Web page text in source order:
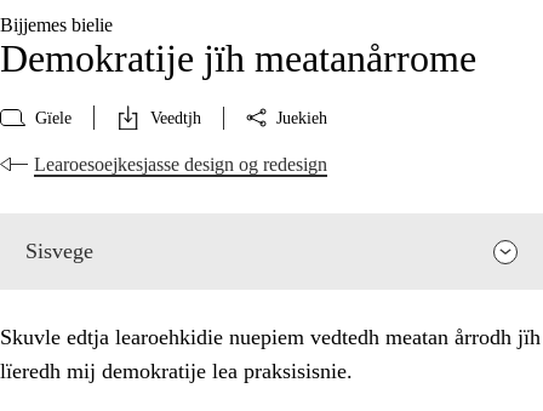
Bijjemes bielie
Demokratije jïh meatanårrome
Gïele Veedtjh Juekieh
Learoesoejkesjasse design og redesign
Sisvege
Skuvle edtja learoehkidie nuepiem vedtedh meatan årrodh jïh
lïeredh mij demokratije lea praksisisnie.